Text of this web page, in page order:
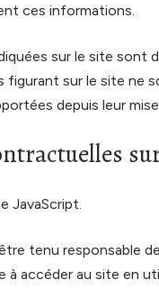
ces informations.
sur le site sont
figurant sur le site ne
depuis leur mise
JavaScript.
tenu responsable
à accéder au site en